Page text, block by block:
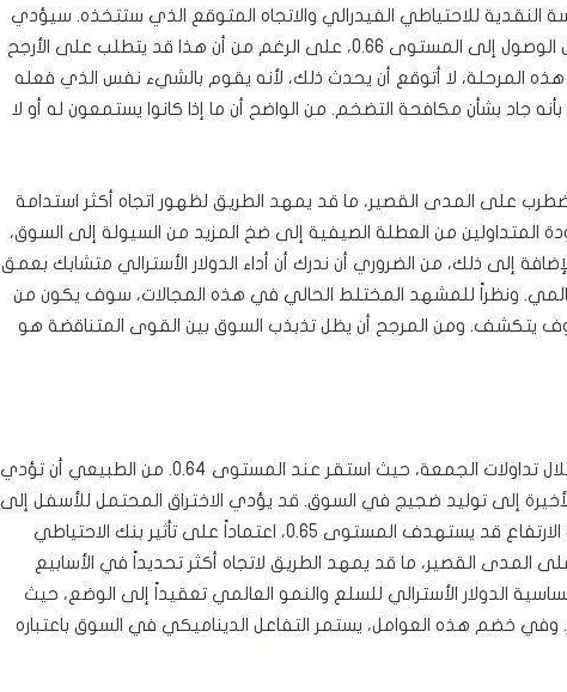
النقدية للاحتياطي الفيدرالي والاتجاه المتوقع الذي ستتخذه. سيؤدي
الاختراق فوق المستوى 0.65 إلى احتمال الوصول إلى المستوى 0.66، على الرغم من أن هذا قد يتطلب على الأرجح
المرحلة، لا أتوقع أن يحدث ذلك، لأنه يقوم بالشيء نفس الذي فعله
جاد بشأن مكافحة التضخم. من الواضح أن ما إذا كانوا يستمعون له أو لا
على المدى القصير، ما قد يمهد الطريق لظهور اتجاه أكثر استدامة
من العطلة الصيفية إلى ضخ المزيد من السيولة إلى السوق،
إلى ذلك، من الضروري أن ندرك أن أداء الدولار الأسترالي متشابك بعمق
ونظراً للمشهد المختلط الحالي في هذه المجالات، سوف يكون من
يتكشف. ومن المرجح أن يظل تذبذب السوق بين القوى المتناقضة هو
أظهر الدولار الأسترالي سلوكاً متذبذباً خلال تداولات الجمعة، حيث استقر عند المستوى 0.64. من الطبيعي أن تؤدي
إلى توليد ضجيج في السوق. قد يؤدي الاختراق المحتمل للأسفل إلى
التراجع نحو المستوى 0.63، في حين أن الارتفاع قد يستهدف المستوى 0.65، اعتماداً على تأثير بنك الاحتياطي
المدى القصير، ما قد يمهد الطريق لاتجاه أكثر تحديداً في الأسابيع
الدولار الأسترالي للسلع والنمو العالمي تعقيداً إلى الوضع، حيث
وفي خضم هذه العوامل، يستمر التفاعل الديناميكي في السوق باعتباره